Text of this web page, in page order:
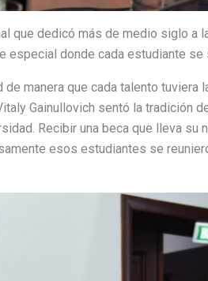
que dedicó más de medio siglo a
especial donde cada estudiante
manera que cada talento tuviera
Gainullovich sentó la tradición
Recibir una beca que lleva su
esos estudiantes se